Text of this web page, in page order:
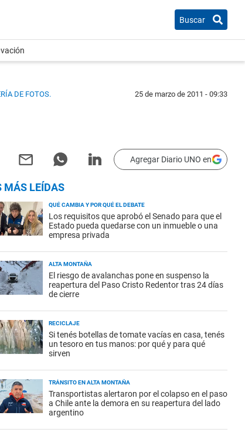
Buscar
DE FOTOS. 25 de marzo de 2011 - 09:33
Agregar Diario UNO en
MÁS LEÍDAS
QUÉ CAMBIA Y POR QUÉ EL DEBATE
Los requisitos que aprobó el Senado para que el
Estado pueda quedarse con un inmueble o una
empresa privada
ALTA MONTAÑA
El riesgo de avalanchas pone en suspenso la
reapertura del Paso Cristo Redentor tras 24 días
de cierre
RECICLAJE
Si tenés botellas de tomate vacías en casa, tenés
un tesoro en tus manos: por qué y para qué
sirven
TRÁNSITO EN ALTA MONTAÑA
Transportistas alertaron por el colapso en el paso
a Chile ante la demora en su reapertura del lado
argentino